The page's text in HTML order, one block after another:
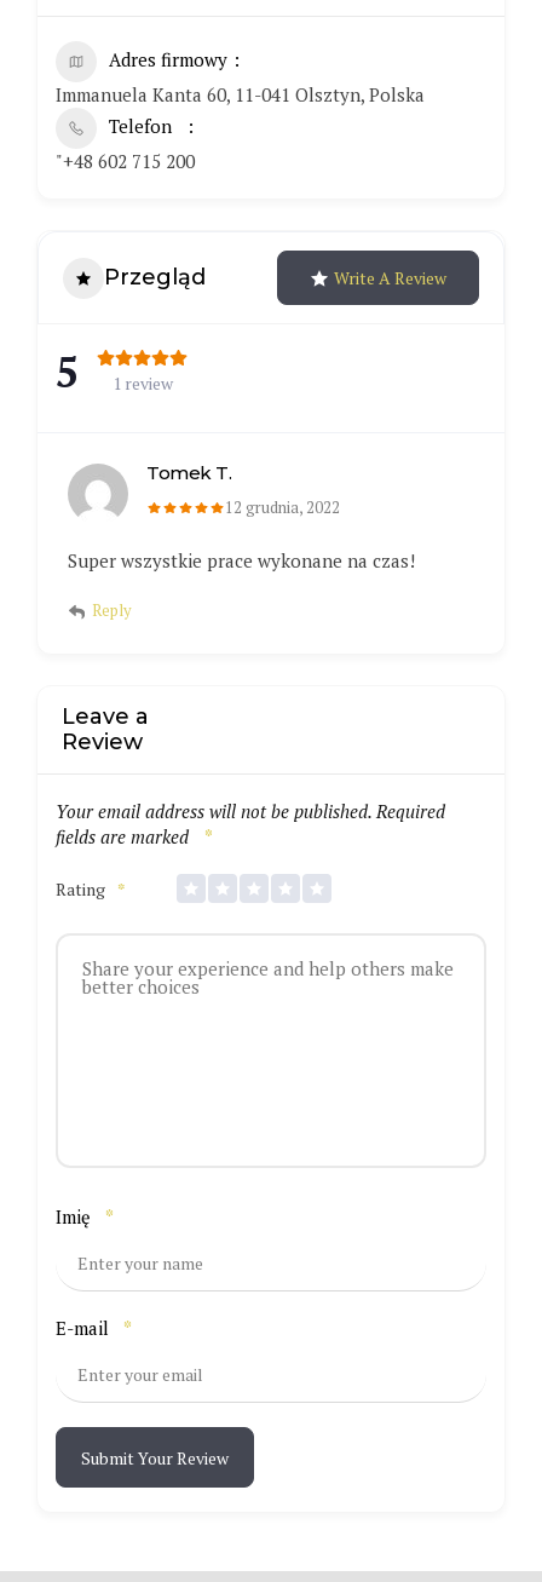
Adres firmowy
Immanuela Kanta 60, 11-041 Olsztyn, Polska
Telefon
"+48 602 715 200
Przegląd Write A Review
5 1 review
Tomek T.
12 grudnia, 2022
Super wszystkie prace wykonane na czas!
Reply
Leave a
Review
Your email address will not be published.Required
fields are marked
*
Rating *
Imię *
E-mail *
Submit Your Review